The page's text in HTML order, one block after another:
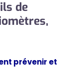
de
prévenir et